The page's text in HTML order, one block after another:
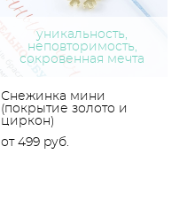
уникальность,
неповторимость,
сокровенная мечта
Снежинка мини
(покрытие золото и
циркон)
от 499 pуб.